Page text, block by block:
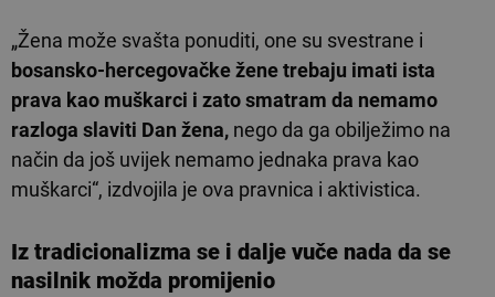
„Žena može svašta ponuditi, one su svestrane i
bosansko-hercegovačke žene trebaju imati ista
prava kao muškarci i zato smatram da nemamo
razloga slaviti Dan žena, nego da ga obilježimo na
način da još uvijek nemamo jednaka prava kao
muškarci“, izdvojila je ova pravnica i aktivistica.
Iz tradicionalizma se i dalje vuče nada da se
nasilnik možda promijenio